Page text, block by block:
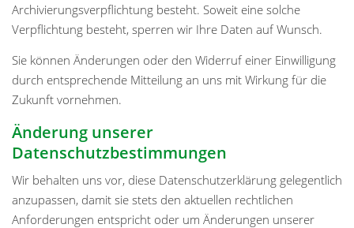
Archivierungsverpflichtung besteht. Soweit eine solche
Verpflichtung besteht, sperren wir Ihre Daten auf Wunsch.
Sie können Änderungen oder den Widerruf einer Einwilligung
durch entsprechende Mitteilung an uns mit Wirkung für die
Zukunft vornehmen.
Änderung unserer
Datenschutzbestimmungen
Wir behalten uns vor, diese Datenschutzerklärung gelegentlich
anzupassen, damit sie stets den aktuellen rechtlichen
Anforderungen entspricht oder um Änderungen unserer